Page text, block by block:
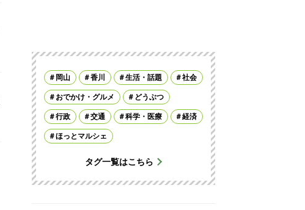
岡山 香川 生活・話題 社会
おでかけ・グルメ どうぶつ
行政 交通 科学・医療 経済
ほっとマルシェ
タグ一覧はこちら